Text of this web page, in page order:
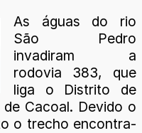
As águas do rio
São Pedro
invadiram a
rodovia 383, que
liga o Distrito de
Cacoal. Devido o
o trecho encontra-